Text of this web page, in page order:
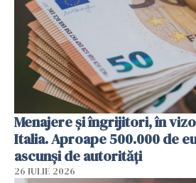
Menajere și îngrijitori, în
Italia. Aproape 500.000 de
ascunși de autorități
26 IULIE 2026